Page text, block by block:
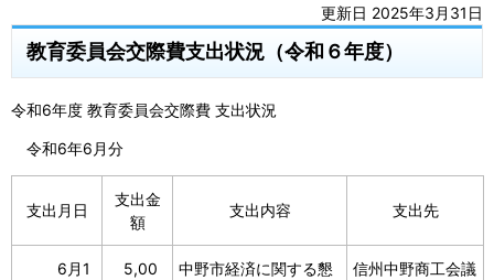
更新日 2025年3月31日
教育委員会交際費支出状況（令和６年度）
令和6年度 教育委員会交際費 支出状況
令和6年6月分
支出月日
支出金
額
支出内容 支出先
6月1
5,00
中野市経済に関する懇
信州中野商工会議